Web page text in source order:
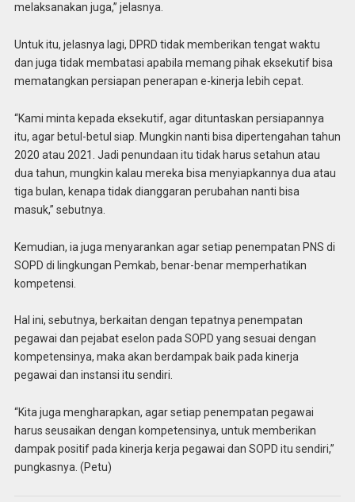
melaksanakan juga,” jelasnya.
Untuk itu, jelasnya lagi, DPRD tidak memberikan tengat waktu
dan juga tidak membatasi apabila memang pihak eksekutif bisa
mematangkan persiapan penerapan e-kinerja lebih cepat.
“Kami minta kepada eksekutif, agar dituntaskan persiapannya
itu, agar betul-betul siap. Mungkin nanti bisa dipertengahan tahun
2020 atau 2021. Jadi penundaan itu tidak harus setahun atau
dua tahun, mungkin kalau mereka bisa menyiapkannya dua atau
tiga bulan, kenapa tidak dianggaran perubahan nanti bisa
masuk,” sebutnya.
Kemudian, ia juga menyarankan agar setiap penempatan PNS di
SOPD di lingkungan Pemkab, benar-benar memperhatikan
kompetensi.
Hal ini, sebutnya, berkaitan dengan tepatnya penempatan
pegawai dan pejabat eselon pada SOPD yang sesuai dengan
kompetensinya, maka akan berdampak baik pada kinerja
pegawai dan instansi itu sendiri.
“Kita juga mengharapkan, agar setiap penempatan pegawai
harus seusaikan dengan kompetensinya, untuk memberikan
dampak positif pada kinerja kerja pegawai dan SOPD itu sendiri,”
pungkasnya. (Petu)